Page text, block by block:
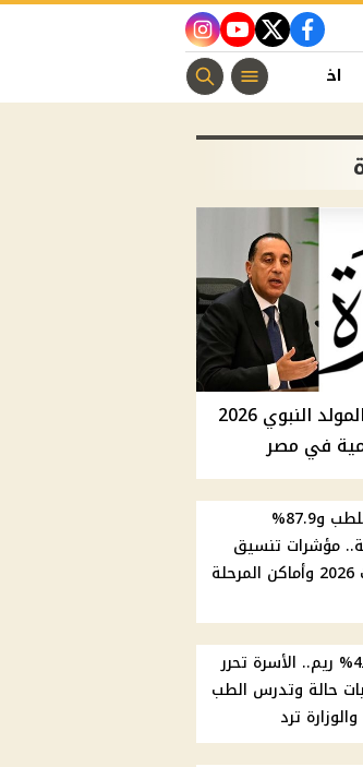
facebook
twitter
youtube
instagram
اخبار الفن منوعات مسيحية
موقف ترحيل إجازة المولد النبوي 2026
في مصر
92.8% للطب و87.9%
مؤشرات تنسيق
الجامعات 2026 وأماكن المرحلة
طالبة الـ4% ريم.. الأسرة تحرر
حالة وتدرس الطب
ترد